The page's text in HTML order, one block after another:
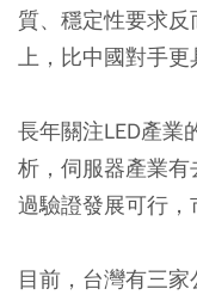
質、穩定性要求
上，比中國對手更
長年關注LED產業
析，伺服器產業
過驗證發展可行，
目前，台灣有三